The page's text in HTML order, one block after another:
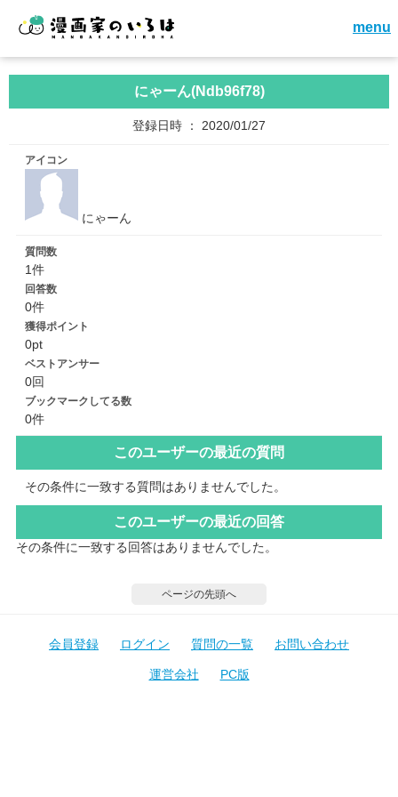
menu
にゃーん(Ndb96f78)
登録日時 ： 2020/01/27
アイコン
にゃーん
質問数
1件
回答数
0件
獲得ポイント
0pt
ベストアンサー
0回
ブックマークしてる数
0件
このユーザーの最近の質問
その条件に一致する質問はありませんでした。
このユーザーの最近の回答
その条件に一致する回答はありませんでした。
ページの先頭へ
会員登録 ログイン 質問の一覧 お問い合わせ
運営会社 PC版